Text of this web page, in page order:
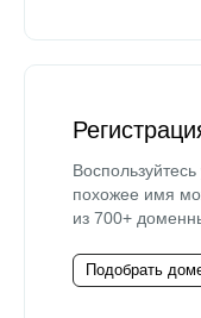
похожее имя
из 700+
Подобрать